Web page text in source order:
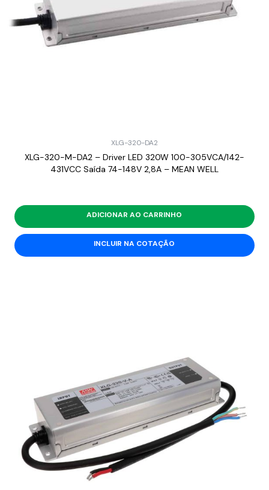
XLG-320-DA2
XLG-320-M-DA2 – Driver LED 320W 100-305VCA/142-
431VCC Saída 74-148V 2,8A – MEAN WELL
ADICIONAR AO CARRINHO
INCLUIR NA COTAÇÃO